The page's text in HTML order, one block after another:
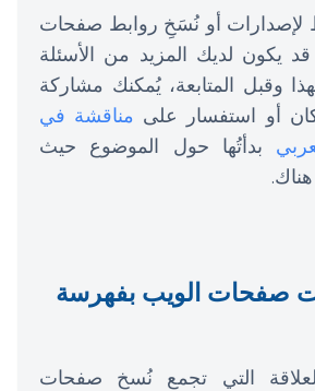
أو نُسَخِ روابط صفحات
قد يكون لديك المزيد من الأسئلة
وقبل المتابعة، يُمكنك مشاركة
أو استفسار على مناقشة في
بدأتُها حول الموضوع حيث
صفحات الويب بفهرسة
التي تجمع نُسخ صفحات